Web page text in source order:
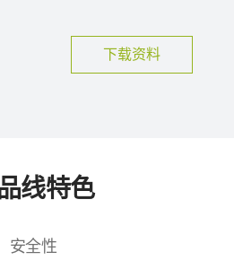
下载资料
线特色
安全性